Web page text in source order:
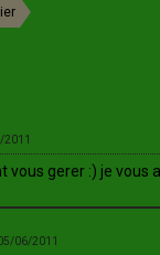
2011
vous gerer :) je vous
05/06/2011